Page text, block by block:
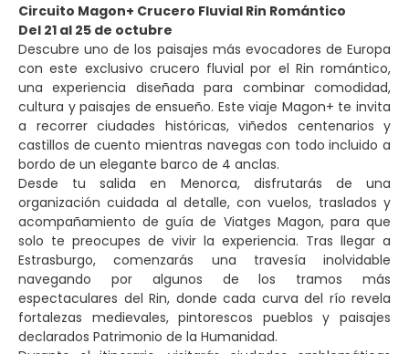
Circuito Magon+ Crucero Fluvial Rin Romántico
Del 21 al 25 de octubre
Descubre uno de los paisajes más evocadores de Europa
con este exclusivo crucero fluvial por el Rin romántico,
una experiencia diseñada para combinar comodidad,
cultura y paisajes de ensueño. Este viaje Magon+ te invita
a recorrer ciudades históricas, viñedos centenarios y
castillos de cuento mientras navegas con todo incluido a
bordo de un elegante barco de 4 anclas.
Desde tu salida en Menorca, disfrutarás de una
organización cuidada al detalle, con vuelos, traslados y
acompañamiento de guía de Viatges Magon, para que
solo te preocupes de vivir la experiencia. Tras llegar a
Estrasburgo, comenzarás una travesía inolvidable
navegando por algunos de los tramos más
espectaculares del Rin, donde cada curva del río revela
fortalezas medievales, pintorescos pueblos y paisajes
declarados Patrimonio de la Humanidad.